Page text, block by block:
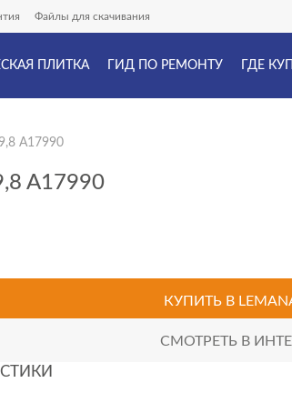
Файлы для скачивания
ПЛИТКА ГИД ПО РЕМОНТУ ГДЕ
A17990
A17990
КУПИТЬ В
СМОТРЕТЬ В